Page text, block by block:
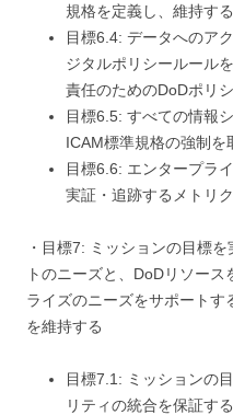
規格を定義し、維持する
目標6.4: データへのア
ジタルポリシールール
責任のためのDoDポリ
目標6.5: すべての情報
ICAM標準規格の強制を
目標6.6: エンタープラ
実証・追跡するメトリ
・目標7: ミッションの目標
トのニーズと、DoDリソー
ライズのニーズをサポート
を維持する
目標7.1: ミッションの
リティの統合を保証す